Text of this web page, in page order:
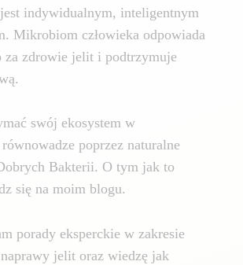
indywidualnym, inteligentnym
Mikrobiom człowieka odpowiada
za zdrowie jelit i podtrzymuje
swój ekosystem w
poprzez naturalne
Bakterii. O tym jak to
się na moim blogu.
porady eksperckie w zakresie
jelit oraz wiedzę jak